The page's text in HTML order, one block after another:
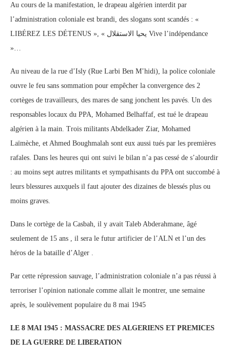
Au cours de la manifestation, le drapeau algérien interdit par
l’administration coloniale est brandi, des slogans sont scandés : «
LIBÉREZ LES DÉTENUS », « يحيا الاستقلال Vive l’indépendance
»…
Au niveau de la rue d’Isly (Rue Larbi Ben M’hidi), la police coloniale
ouvre le feu sans sommation pour empêcher la convergence des 2
cortèges de travailleurs, des mares de sang jonchent les pavés. Un des
responsables locaux du PPA, Mohamed Belhaffaf, est tué le drapeau
algérien à la main. Trois militants Abdelkader Ziar, Mohamed
Laïmèche, et Ahmed Boughmalah sont eux aussi tués par les premières
rafales. Dans les heures qui ont suivi le bilan n’a pas cessé de s’alourdir
: au moins sept autres militants et sympathisants du PPA ont succombé à
leurs blessures auxquels il faut ajouter des dizaines de blessés plus ou
moins graves.
Dans le cortège de la Casbah, il y avait Taleb Abderahmane, âgé
seulement de 15 ans , il sera le futur artificier de l’ALN et l’un des
héros de la bataille d’Alger .
Par cette répression sauvage, l’administration coloniale n’a pas réussi à
terroriser l’opinion nationale comme allait le montrer, une semaine
après, le soulèvement populaire du 8 mai 1945
LE 8 MAI 1945 : MASSACRE DES ALGERIENS ET PREMICES
DE LA GUERRE DE LIBERATION